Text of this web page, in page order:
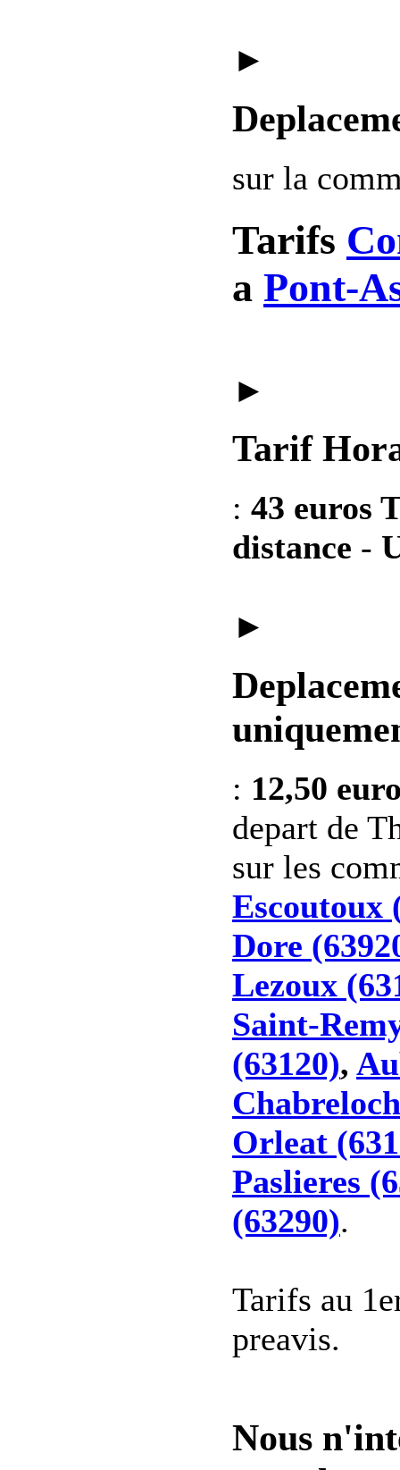
►
sur la
Tarifs
a Pont-
►
Tarif
: 43 euros
distance -
►
: 12,50
depart de
sur les
Escoutoux
Dore
Lezoux
Saint-
(63120),
Orleat
Paslieres
(63290).
Tarifs au
preavis.
Nous